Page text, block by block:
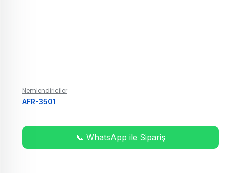
Nemlendiriciler
AFR-3501
📞 WhatsApp ile Sipariş